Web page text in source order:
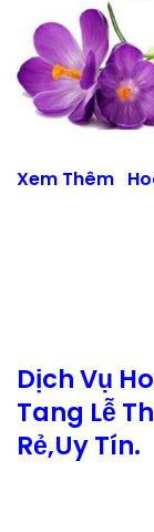
Xem Thêm
Dịch Vụ
Tang Lễ
Rẻ,Uy Tín.